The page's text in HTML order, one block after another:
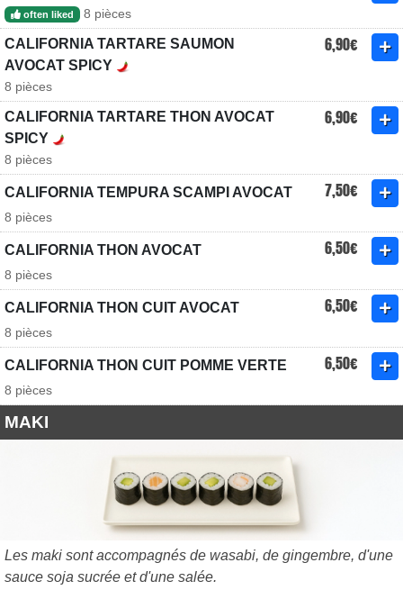
often liked 8 pièces
CALIFORNIA TARTARE SAUMON
AVOCAT SPICY
6,90€
8 pièces
CALIFORNIA TARTARE THON AVOCAT
SPICY
6,90€
8 pièces
CALIFORNIA TEMPURA SCAMPI AVOCAT 7,50€
8 pièces
CALIFORNIA THON AVOCAT 6,50€
8 pièces
CALIFORNIA THON CUIT AVOCAT 6,50€
8 pièces
CALIFORNIA THON CUIT POMME VERTE 6,50€
8 pièces
MAKI
Les maki sont accompagnés de wasabi, de gingembre, d'une
sauce soja sucrée et d'une salée.